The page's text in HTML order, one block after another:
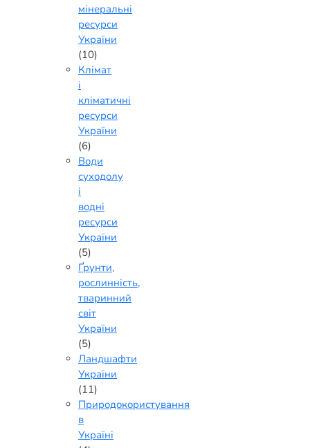
мінеральні
ресурси
України
(10)
Клімат
і
кліматичні
ресурси
України
(6)
Води
суходолу
і
водні
ресурси
України
(5)
Ґрунти,
рослинність,
тваринний
світ
України
(5)
Ландшафти
України
(11)
Природокористування
в
Україні